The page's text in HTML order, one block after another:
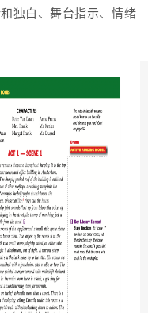
独白、舞台指示、情绪